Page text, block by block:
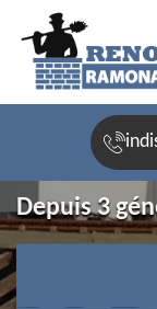
Depuis 3